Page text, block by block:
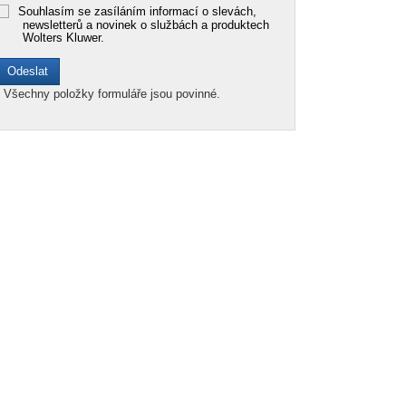
Souhlasím se zasíláním informací o slevách,
newsletterů a novinek o službách a produktech
Wolters Kluwer.
Všechny položky formuláře jsou povinné.